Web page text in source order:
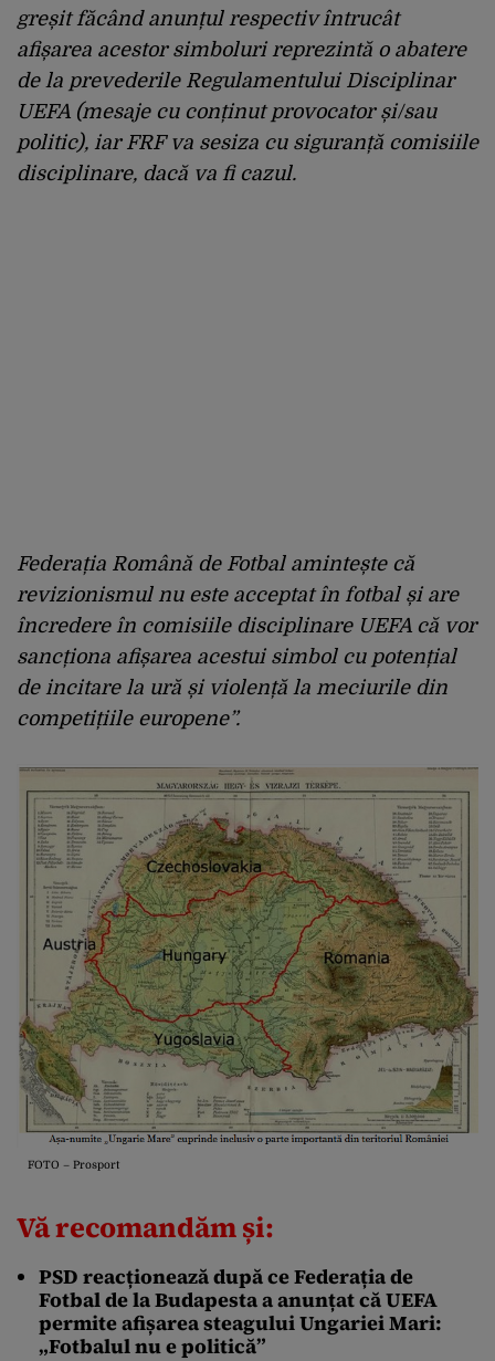
greșit făcând anunțul respectiv întrucât
afișarea acestor simboluri reprezintă o abatere
de la prevederile Regulamentului Disciplinar
UEFA (mesaje cu conținut provocator și/sau
politic), iar FRF va sesiza cu siguranță comisiile
disciplinare, dacă va fi cazul.
Federația Română de Fotbal amintește că
revizionismul nu este acceptat în fotbal și are
încredere în comisiile disciplinare UEFA că vor
sancționa afișarea acestui simbol cu potențial
de incitare la ură și violență la meciurile din
competițiile europene”.
FOTO – Prosport
Vă recomandăm și:
PSD reacționează după ce Federația de
Fotbal de la Budapesta a anunțat că UEFA
permite afișarea steagului Ungariei Mari:
„Fotbalul nu e politică”